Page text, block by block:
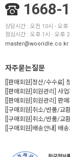
1668-
상담시간 : 오전 10시 - 오
점심시간 : 오후 1시 - 오후 2
master@wooridle.co.kr
자주묻는질문
[[판매회원]정산/수수료]
[[판매회원]회원관리] 사
[[판매회원]회원관리] 판
[[구매회원]취소/반품/교
[[구매회원]취소/반품/교
[[구매회원]배송안내] 배